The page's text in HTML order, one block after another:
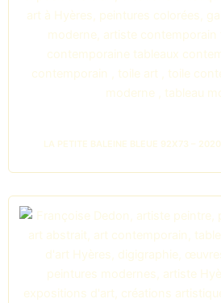
LA PETITE BALEINE BLEUE 92X73 – 2020